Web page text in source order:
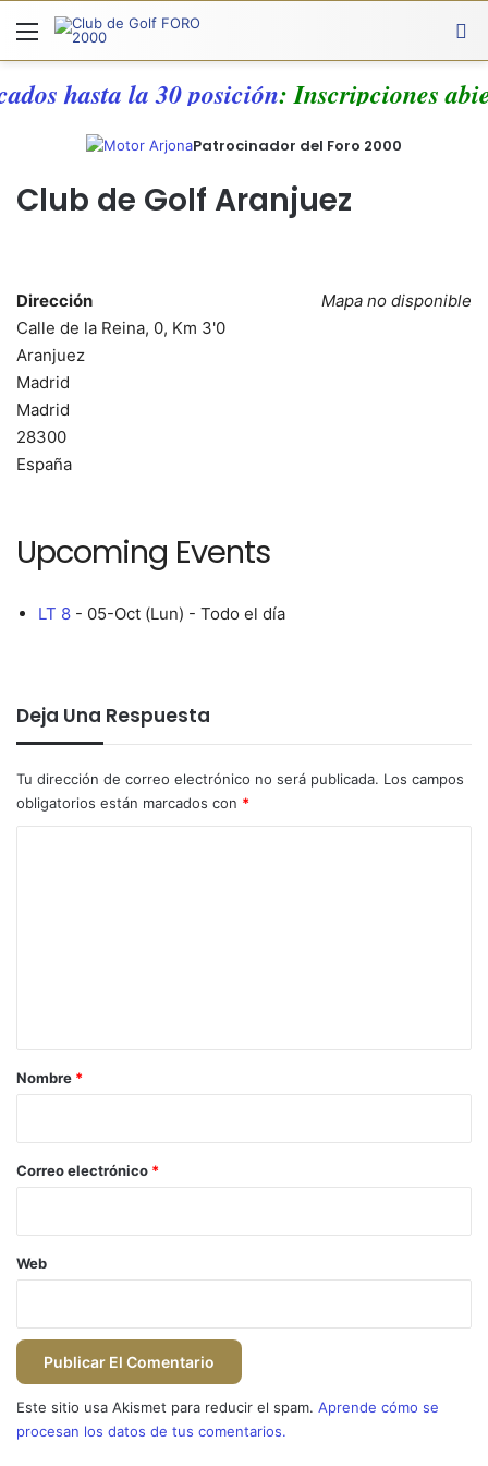
Menú
hasta la 30 posición: Inscripciones
Patrocinador del Foro 2000
Club de Golf Aranjuez
Mapa no disponible
Dirección
Calle de la Reina, 0, Km 3'0
Aranjuez
Madrid
Madrid
28300
España
Upcoming Events
LT 8 - 05-Oct (Lun) - Todo el día
Deja Una Respuesta
Tu dirección de correo electrónico no será publicada. Los campos
obligatorios están marcados con *
r
*
Nombre *
Correo electrónico *
Web
Este sitio usa Akismet para reducir el spam. Aprende cómo se
procesan los datos de tus comentarios.